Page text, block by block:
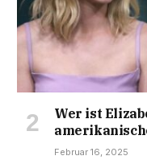
Wer ist
Februar 16, 2025